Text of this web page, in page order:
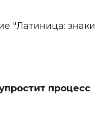
"Латиница: знаки
процесс